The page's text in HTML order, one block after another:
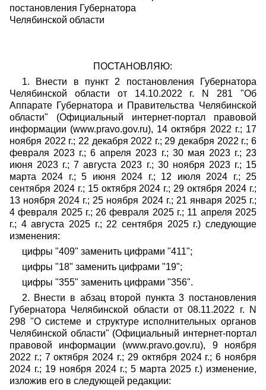
постановления Губернатора
Челябинской области
ПОСТАНОВЛЯЮ:
1. Внести в пункт 2 постановления Губернатора
Челябинской области от 14.10.2022 г. N 281 "Об
Аппарате Губернатора и Правительства Челябинской
области" (Официальный интернет-портал правовой
информации (www.pravo.gov.ru), 14 октября 2022 г.; 17
ноября 2022 г.; 22 декабря 2022 г.; 29 декабря 2022 г.; 6
февраля 2023 г.; 6 апреля 2023 г.; 30 мая 2023 г.; 23
июня 2023 г.; 7 августа 2023 г.; 30 ноября 2023 г.; 15
марта 2024 г.; 5 июня 2024 г.; 12 июля 2024 г.; 25
сентября 2024 г.; 15 октября 2024 г.; 29 октября 2024 г.;
13 ноября 2024 г.; 25 ноября 2024 г.; 21 января 2025 г.;
4 февраля 2025 г.; 26 февраля 2025 г.; 11 апреля 2025
г.; 4 августа 2025 г.; 22 сентября 2025 г.) следующие
изменения:
цифры "409" заменить цифрами "411";
цифры "18" заменить цифрами "19";
цифры "355" заменить цифрами "356".
2. Внести в абзац второй пункта 3 постановления
Губернатора Челябинской области от 08.11.2022 г. N
298 "О системе и структуре исполнительных органов
Челябинской области" (Официальный интернет-портал
правовой информации (www.pravo.gov.ru), 9 ноября
2022 г.; 7 октября 2024 г.; 29 октября 2024 г.; 6 ноября
2024 г.; 19 ноября 2024 г.; 5 марта 2025 г.) изменение,
изложив его в следующей редакции: